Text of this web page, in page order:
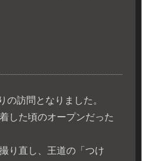
の訪問となりました。
した頃のオープンだった
り直し、王道の「つけ